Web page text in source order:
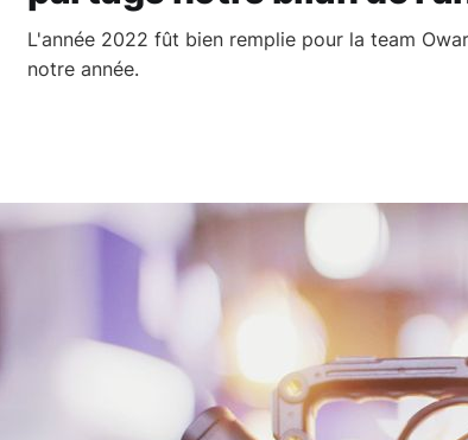
L'année 2022 fût bien remplie pour la team
notre année.